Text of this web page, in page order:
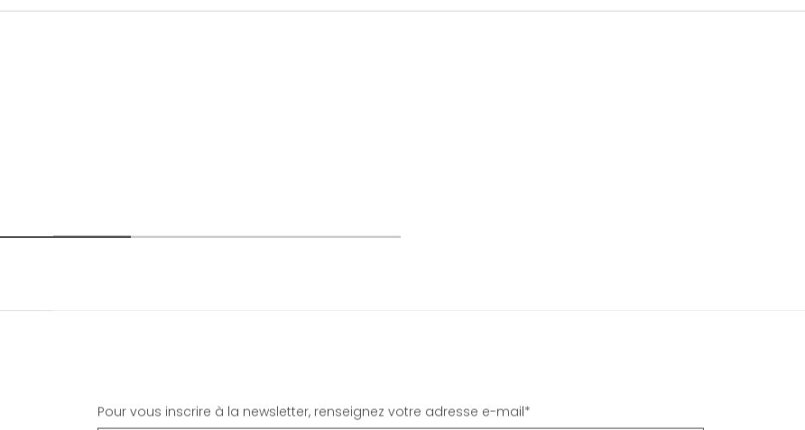
Pour vous inscrire à la newsletter, renseignez votre adresse e-mail